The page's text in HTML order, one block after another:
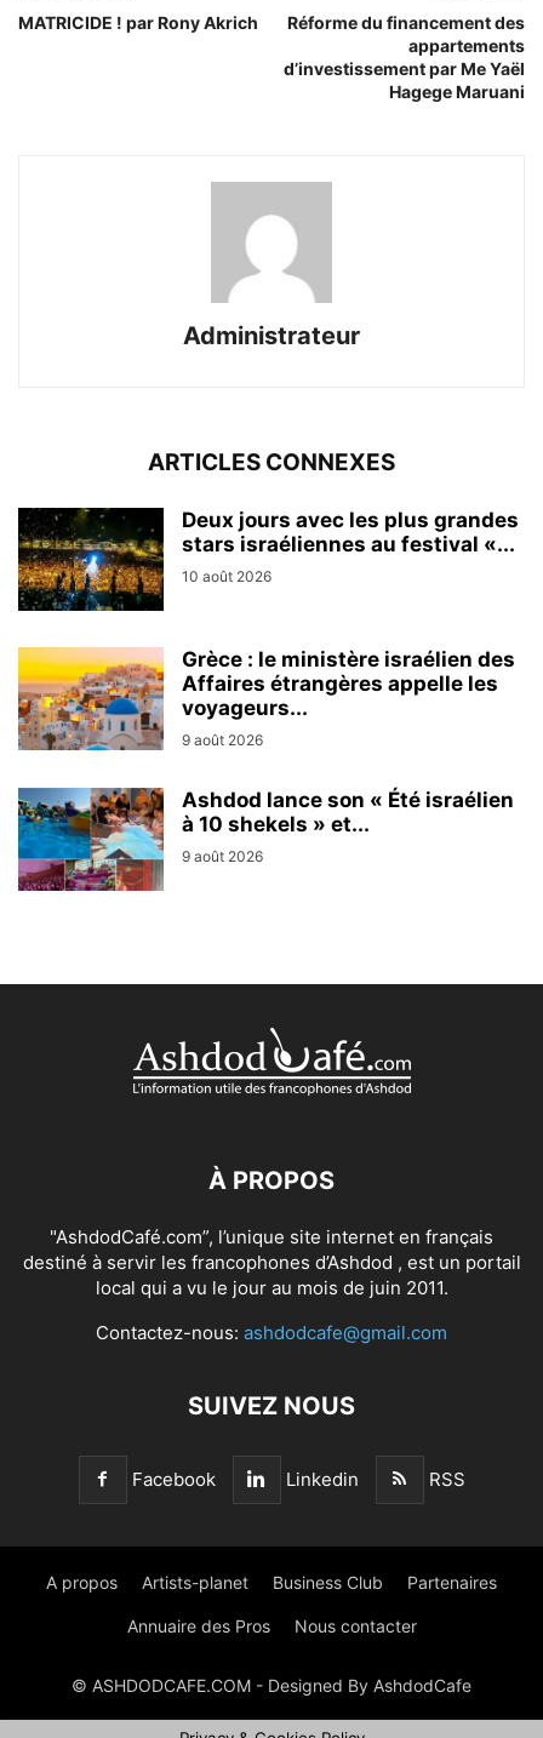
MATRICIDE ! par Rony Akrich
Réforme du financement des
appartements
d’investissement par Me Yaël
Hagege Maruani
Administrateur
ARTICLES CONNEXES
Deux jours avec les plus grandes
stars israéliennes au festival «...
10 août 2026
Grèce : le ministère israélien des
Affaires étrangères appelle les
voyageurs...
9 août 2026
Ashdod lance son « Été israélien
à 10 shekels » et...
9 août 2026
À PROPOS
"AshdodCafé.com”, l’unique site internet en français
destiné à servir les francophones d’Ashdod , est un portail
local qui a vu le jour au mois de juin 2011.
Contactez-nous: ashdodcafe@gmail.com
SUIVEZ NOUS
Facebook Linkedin RSS
A propos Artists-planet Business Club Partenaires
Annuaire des Pros Nous contacter
© ASHDODCAFE.COM - Designed By AshdodCafe